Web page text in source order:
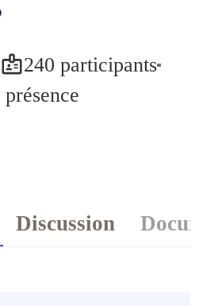
240 participants
Discussion